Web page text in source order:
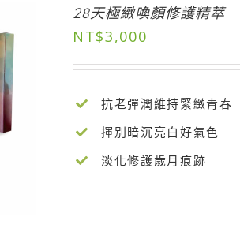
28天極緻喚顏修護精萃
NT$3,000
抗老彈潤維持緊緻青春
揮別暗沉亮白好氣色
淡化修護歲月痕跡